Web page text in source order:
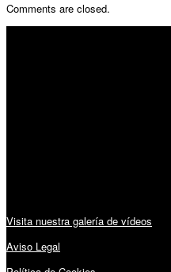
Comments are closed.
Visita nuestra galería de vídeos
Aviso Legal